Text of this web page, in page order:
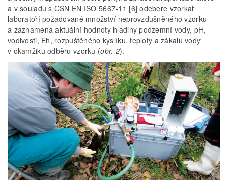
a v souladu s ČSN EN ISO 5667-11 [6] odebere vzorkař
laboratoří požadované množství neprovzdušněného vzorku
a zaznamená aktuální hodnoty hladiny podzemní vody, pH,
vodivosti, Eh, rozpuštěného kyslíku, teploty a zákalu vody
v okamžiku odběru vzorku (obr. 2).